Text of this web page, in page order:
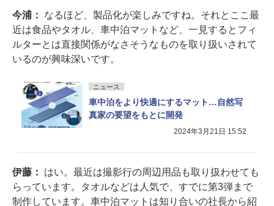
今浦： なるほど、製品化が楽しみですね。それとここ最
近は食品やタオル、車中泊マットなど、一見するとフィ
ルターとは直接関係がなさそうなものを取り扱いされて
いるのが興味深いです。
ニュース
車中泊をより快適にするマット…自然写
真家の要望をもとに開発
2024年3月21日 15:52
伊藤： はい。最近は撮影行の周辺用品も取り扱わせても
らっています。タオルなどは人気で、すでに第3弾まで
制作しています。車中泊マットは知り合いの社長から紹